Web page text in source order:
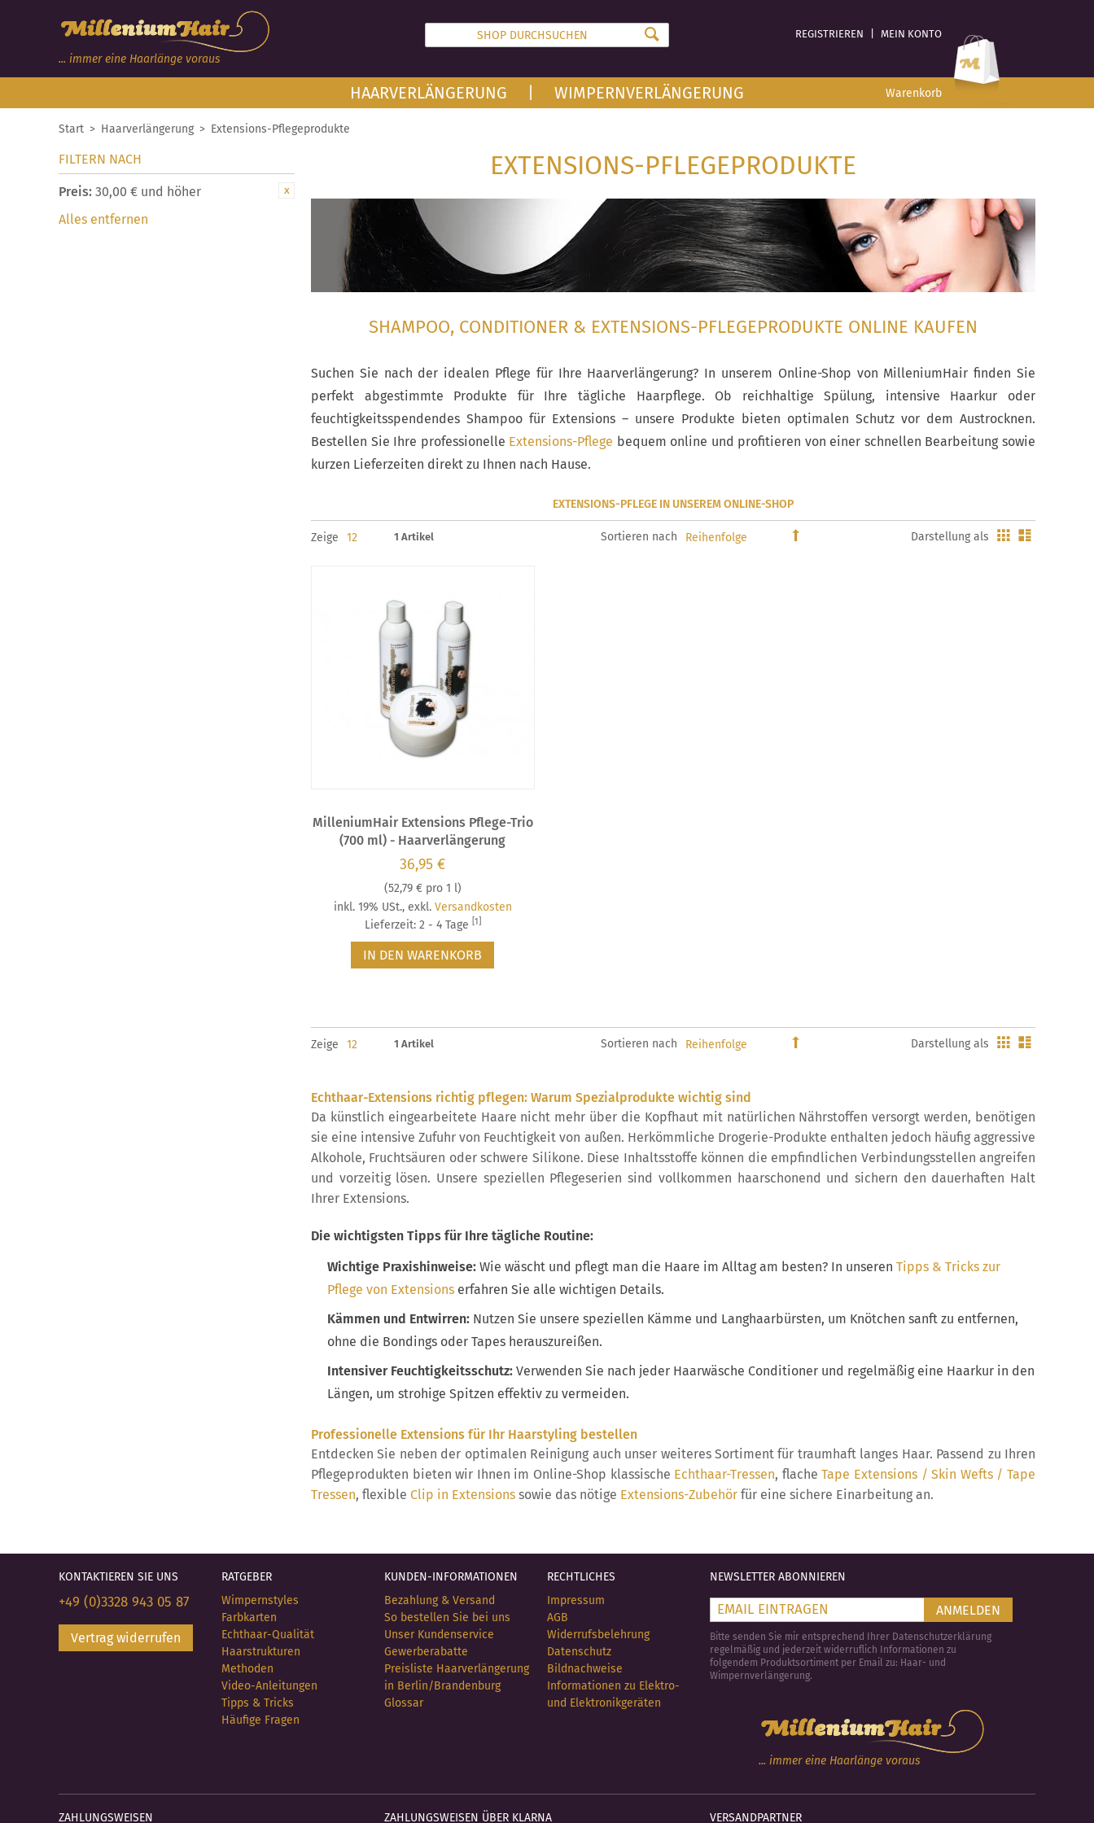
... immer eine Haarlänge voraus
REGISTRIEREN MEIN KONTO
Warenkorb
HAARVERLÄNGERUNG WIMPERNVERLÄNGERUNG
Start > Haarverlängerung > Extensions-Pflegeprodukte
FILTERN NACH
Preis: 30,00 € und höher
Alles entfernen
EXTENSIONS-PFLEGEPRODUKTE
SHAMPOO, CONDITIONER & EXTENSIONS-PFLEGEPRODUKTE ONLINE KAUFEN
Suchen Sie nach der idealen Pflege für Ihre Haarverlängerung? In unserem Online-Shop von MilleniumHair finden Sie
perfekt abgestimmte Produkte für Ihre tägliche Haarpflege. Ob reichhaltige Spülung, intensive Haarkur oder
feuchtigkeitsspendendes Shampoo für Extensions – unsere Produkte bieten optimalen Schutz vor dem Austrocknen.
Bestellen Sie Ihre professionelle Extensions-Pflege bequem online und profitieren von einer schnellen Bearbeitung sowie
kurzen Lieferzeiten direkt zu Ihnen nach Hause.
EXTENSIONS-PFLEGE IN UNSEREM ONLINE-SHOP
Zeige 1 Artikel Sortieren nach Darstellung als
Gitter
MilleniumHair Extensions Pflege-Trio
(700 ml) - Haarverlängerung
36,95 €
(52,79 €pro 1 l)
inkl. 19% USt., exkl. Versandkosten
Lieferzeit: 2 - 4 Tage
[1]
IN DEN WARENKORB
Zeige 1 Artikel Sortieren nach Darstellung als
Gitter
Echthaar-Extensions richtig pflegen: Warum Spezialprodukte wichtig sind
Da künstlich eingearbeitete Haare nicht mehr über die Kopfhaut mit natürlichen Nährstoffen versorgt werden, benötigen
sie eine intensive Zufuhr von Feuchtigkeit von außen. Herkömmliche Drogerie-Produkte enthalten jedoch häufig aggressive
Alkohole, Fruchtsäuren oder schwere Silikone. Diese Inhaltsstoffe können die empfindlichen Verbindungsstellen angreifen
und vorzeitig lösen. Unsere speziellen Pflegeserien sind vollkommen haarschonend und sichern den dauerhaften Halt
Ihrer Extensions.
Die wichtigsten Tipps für Ihre tägliche Routine:
Wichtige Praxishinweise: Wie wäscht und pflegt man die Haare im Alltag am besten? In unseren Tipps & Tricks zur
Pflege von Extensions erfahren Sie alle wichtigen Details.
Kämmen und Entwirren: Nutzen Sie unsere speziellen Kämme und Langhaarbürsten, um Knötchen sanft zu entfernen,
ohne die Bondings oder Tapes herauszureißen.
Intensiver Feuchtigkeitsschutz: Verwenden Sie nach jeder Haarwäsche Conditioner und regelmäßig eine Haarkur in den
Längen, um strohige Spitzen effektiv zu vermeiden.
Professionelle Extensions für Ihr Haarstyling bestellen
Entdecken Sie neben der optimalen Reinigung auch unser weiteres Sortiment für traumhaft langes Haar. Passend zu Ihren
Pflegeprodukten bieten wir Ihnen im Online-Shop klassische Echthaar-Tressen, flacheTape Extensions / Skin Wefts / Tape
Tressen, flexible Clip in Extensions sowie das nötige Extensions-Zubehör für eine sichere Einarbeitung an.
KONTAKTIEREN SIE UNS
+49 (0)3328 943 05 87
Vertrag widerrufen
RATGEBER
Wimpernstyles
Farbkarten
Echthaar-Qualität
Haarstrukturen
Methoden
Video-Anleitungen
Tipps & Tricks
Häufige Fragen
KUNDEN-INFORMATIONEN
Bezahlung & Versand
So bestellen Sie bei uns
Unser Kundenservice
Gewerberabatte
Preisliste Haarverlängerung
in Berlin/Brandenburg
Glossar
RECHTLICHES
Impressum
AGB
Widerrufsbelehrung
Datenschutz
Bildnachweise
Informationen zu Elektro-
und Elektronikgeräten
NEWSLETTER ABONNIEREN
ANMELDEN
Bitte senden Sie mir entsprechend Ihrer Datenschutzerklärung
regelmäßig und jederzeit widerruflich Informationen zu
folgendem Produktsortiment per Email zu: Haar- und
Wimpernverlängerung.
... immer eine Haarlänge voraus
ZAHLUNGSWEISEN ZAHLUNGSWEISEN ÜBER KLARNA VERSANDPARTNER